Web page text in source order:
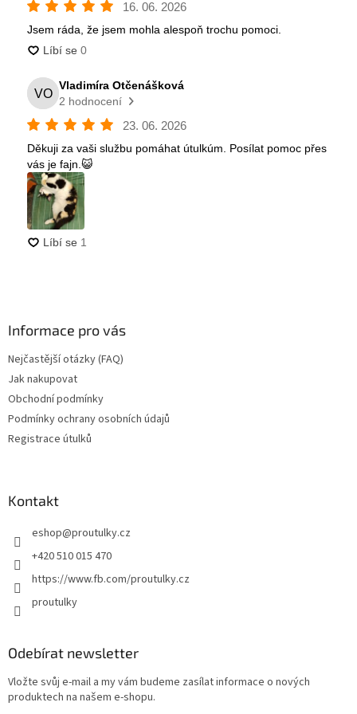
Informace pro vás
Nejčastější otázky (FAQ)
Jak nakupovat
Obchodní podmínky
Podmínky ochrany osobních údajů
Registrace útulků
Kontakt
eshop@proutulky.cz
+420 510 015 470
https://www.fb.com/proutulky.cz
proutulky
Odebírat newsletter
Vložte svůj e-mail a my vám budeme zasílat informace o nových
produktech na našem e-shopu.